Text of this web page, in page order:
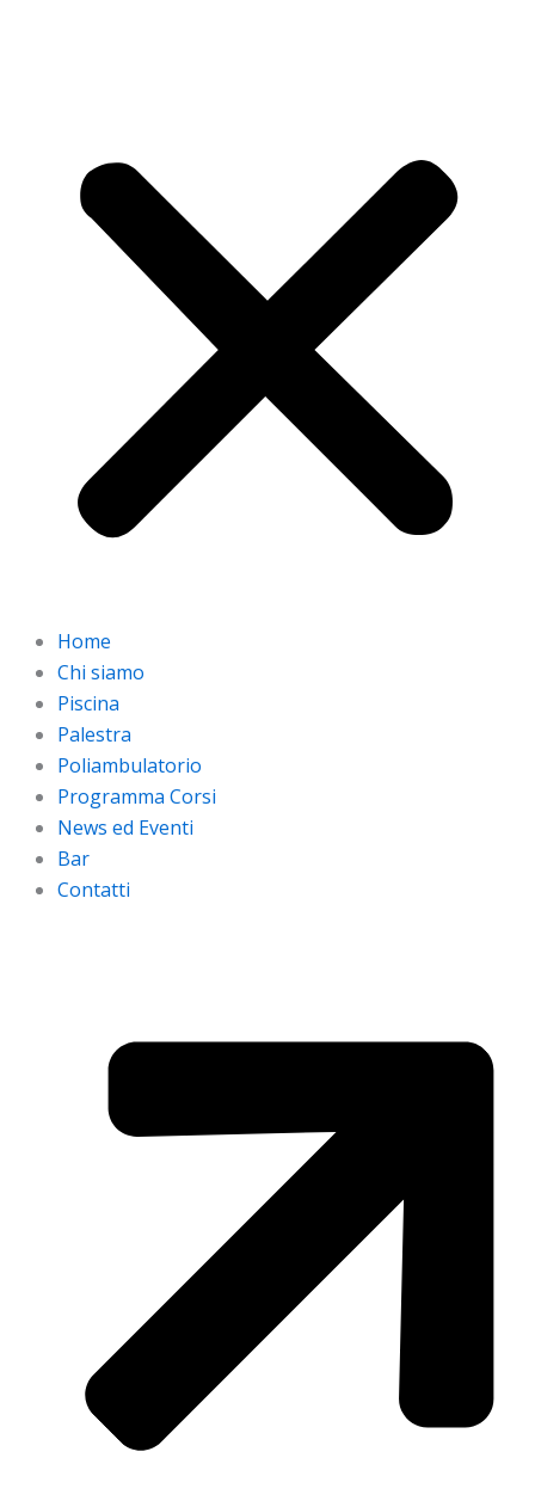
Home
Chi siamo
Piscina
Palestra
Poliambulatorio
Programma Corsi
News ed Eventi
Bar
Contatti